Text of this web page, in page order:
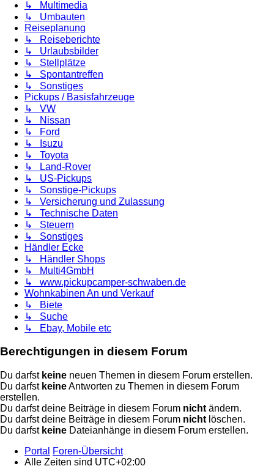
↳ Multimedia
↳ Umbauten
Reiseplanung
↳ Reiseberichte
↳ Urlaubsbilder
↳ Stellplätze
↳ Spontantreffen
↳ Sonstiges
Pickups / Basisfahrzeuge
↳ VW
↳ Nissan
↳ Ford
↳ Isuzu
↳ Toyota
↳ Land-Rover
↳ US-Pickups
↳ Sonstige-Pickups
↳ Versicherung und Zulassung
↳ Technische Daten
↳ Steuern
↳ Sonstiges
Händler Ecke
↳ Händler Shops
↳ Multi4GmbH
↳ www.pickupcamper-schwaben.de
Wohnkabinen An und Verkauf
↳ Biete
↳ Suche
↳ Ebay, Mobile etc
Berechtigungen in diesem Forum
Du darfst keine neuen Themen in diesem Forum erstellen.
Du darfst keineAntworten zu Themen in diesem Forum
erstellen.
Du darfst deine Beiträge in diesem Forum nicht ändern.
Du darfst deine Beiträge in diesem Forum nicht löschen.
Du darfst keine Dateianhänge in diesem Forum erstellen.
Portal
Foren-Übersicht
Alle Zeiten sind UTC+02:00